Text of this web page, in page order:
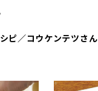
ピ／コウケンテツさん